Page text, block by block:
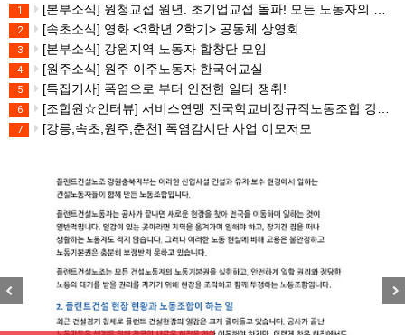
1 [본부소식] 원청교섭 원년. 초기업교섭 돌파! 모든 노동자의 노동기본권 쟁취! 민주노총 7.15 총파업대회
2 [속초소식] 영화 <3학년 2학기> 공동체 상영회
3 [본부소식] 강원지역 노동자 합창단 모임
4 [원주소식] 원주 이주노동자 한국어교실
5 [특집기사] 폭염으로 부터 안전한 일터 쟁취!
6 [조합원☆인터뷰] 서비스연맹 전국학교비정규직노동조합 강원지부 김유미 춘천지회장
7 [강릉,속초,원주,춘천] 폭염감시단 사업 이모저모